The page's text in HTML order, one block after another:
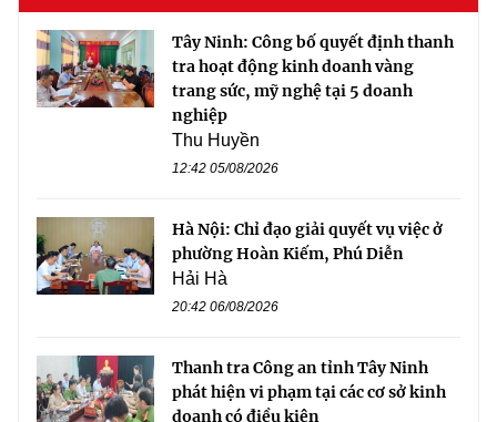
Tây Ninh: Công bố quyết định thanh
tra hoạt động kinh doanh vàng
trang sức, mỹ nghệ tại 5 doanh
nghiệp
Thu Huyền
12:42 05/08/2026
Hà Nội: Chỉ đạo giải quyết vụ việc ở
phường Hoàn Kiếm, Phú Diễn
Hải Hà
20:42 06/08/2026
Thanh tra Công an tỉnh Tây Ninh
phát hiện vi phạm tại các cơ sở kinh
doanh có điều kiện